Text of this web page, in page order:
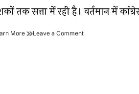
तक सत्ता में रही है। वर्तमान में
More क्याLeave a Commenton